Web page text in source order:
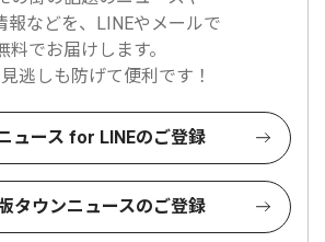
報などを、LINEやメールで
料でお届けします。
逃しも防げて便利です！
ュース for LINEのご登録
タウンニュースのご登録